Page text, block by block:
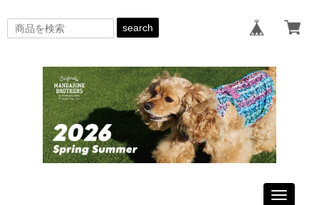
search
Toggle